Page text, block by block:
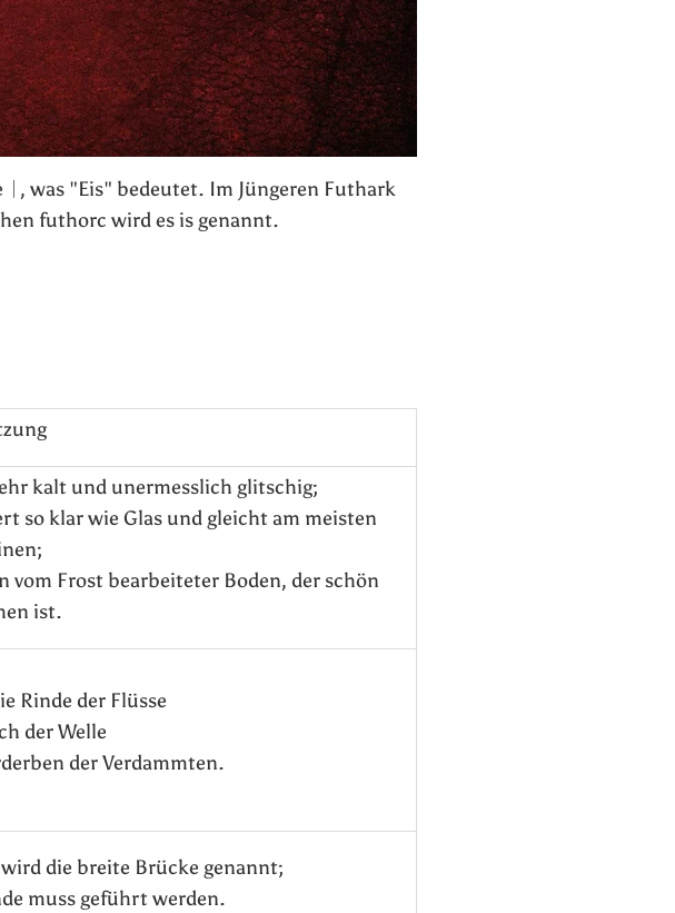
was "Eis" bedeutet. Im Jüngeren Futhark
futhorc wird es is genannt.
kalt und unermesslich glitschig;
so klar wie Glas und gleicht am meisten
vom Frost bearbeiteter Boden, der schön
ist.
Rinde der Flüsse
der Welle
der Verdammten.
wird die breite Brücke genannt;
muss geführt werden.